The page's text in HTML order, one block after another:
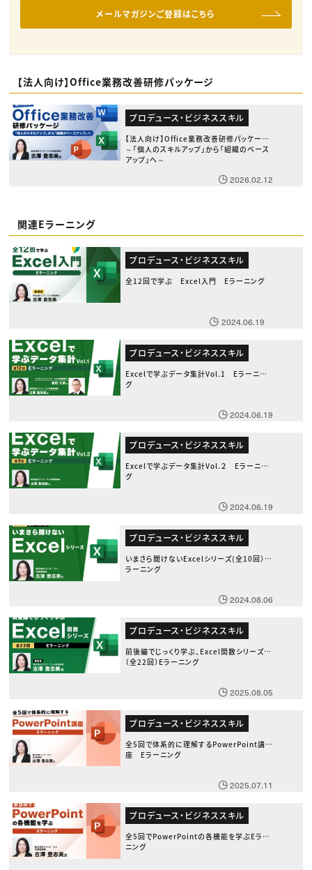
メールマガジンご登録はこちら
【法人向け】Office業務改善研修パッケージ
プロデュース・ビジネススキル
【法人向け】Office業務改善研修パッケージ
～「個人のスキルアップ」から「組織のベース
アップ」へ～
2026.02.12
関連Eラーニング
プロデュース・ビジネススキル
全12回で学ぶ Excel入門 Eラーニング
2024.06.19
プロデュース・ビジネススキル
Excelで学ぶデータ集計Vol.1 Eラーニン
グ
2024.06.19
プロデュース・ビジネススキル
Excelで学ぶデータ集計Vol.２ Eラーニン
グ
2024.06.19
プロデュース・ビジネススキル
いまさら聞けないExcelシリーズ(全10回） E
ラーニング
2024.08.06
プロデュース・ビジネススキル
前後編でじっくり学ぶ、Excel関数シリーズ
（全22回）Eラーニング
2025.08.05
プロデュース・ビジネススキル
全5回で体系的に理解するPowerPoint講
座 Eラーニング
2025.07.11
プロデュース・ビジネススキル
全5回でPowerPointの各機能を学ぶEラー
ニング